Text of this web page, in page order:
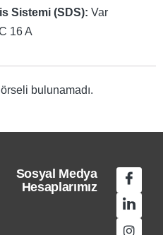
Sistemi (SDS): Var
16 A
bulunamadı.
Sosyal Medya
Hesaplarımız